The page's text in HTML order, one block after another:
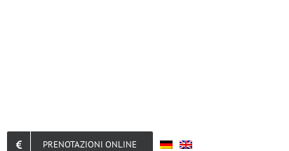
PRENOTAZIONI ONLINE